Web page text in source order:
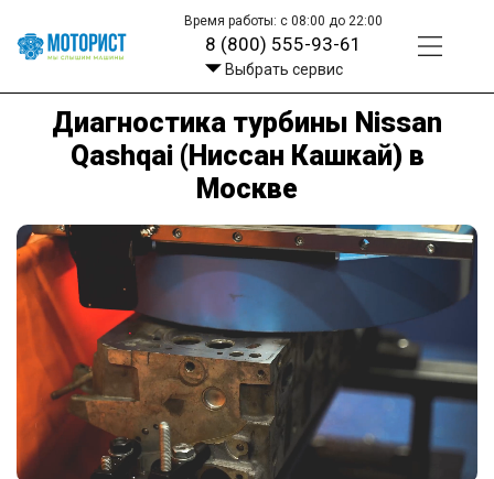
Время работы: с 08:00 до 22:00
8 (800) 555-93-61
Выбрать сервис
Диагностика турбины Nissan
Qashqai (Ниссан Кашкай) в
Москве